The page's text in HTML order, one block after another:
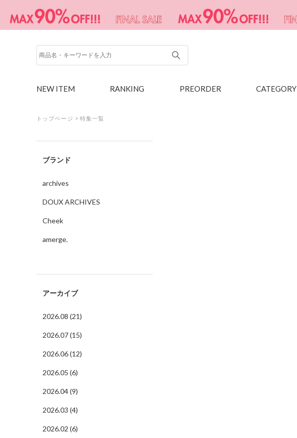
NEW ITEM RANKING PREORDER CATEGORY
トップページ > 特集一覧
ブランド
archives
DOUX ARCHIVES
Cheek
amerge.
アーカイブ
2026.08 (21)
2026.07 (15)
2026.06 (12)
2026.05 (6)
2026.04 (9)
2026.03 (4)
2026.02 (6)